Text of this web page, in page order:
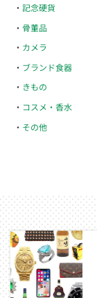
記念硬貨
骨董品
カメラ
ブランド食器
きもの
コスメ・香水
その他